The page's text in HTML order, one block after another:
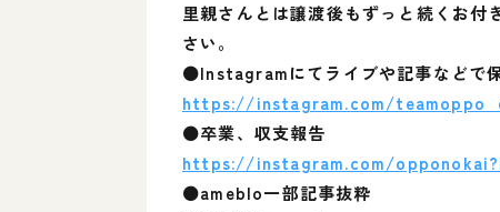
里親さんとは譲渡後もずっと続くお
さい。
⚫Instagramにてライブや記事などで
https://instagram.com/
⚫卒業、収支報告
https://instagram.com/
⚫ameblo一部記事抜粋